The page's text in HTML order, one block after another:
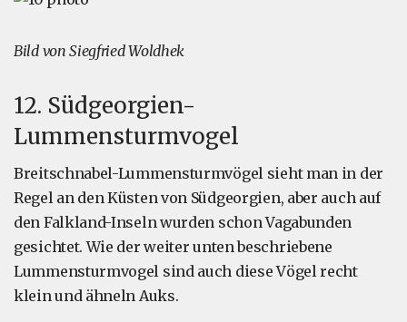
Bild von Siegfried Woldhek
12. Südgeorgien-
Lummensturmvogel
Breitschnabel-Lummensturmvögel sieht man in der
Regel an den Küsten von Südgeorgien, aber auch auf
den Falkland-Inseln wurden schon Vagabunden
gesichtet. Wie der weiter unten beschriebene
Lummensturmvogel sind auch diese Vögel recht
klein und ähneln Auks.